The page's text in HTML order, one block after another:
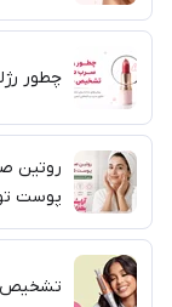
چطور
پوست
تشخیص